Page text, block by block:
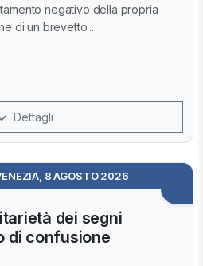
negativo della propria
di un brevetto...
Dettagli
8 AGOSTO 2026
dei segni
di confusione